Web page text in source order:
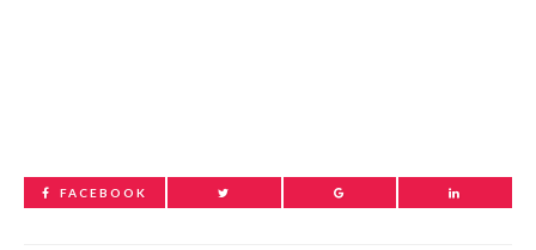
FACEBOOK